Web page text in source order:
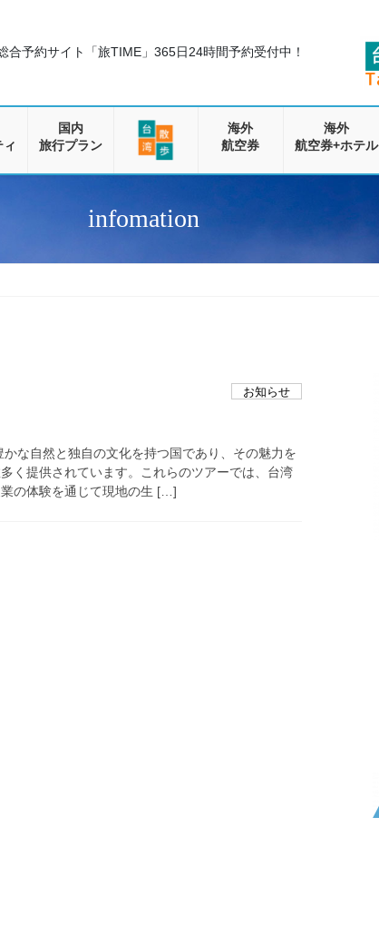
合予約サイト「旅TIME」 365日24時間予約受付中！
国内
旅行プラン
海外
航空券
海外
航空券+ホテル
infomation
お知らせ
な自然と独自の文化を持つ国であり、その魅力を
く提供されています。これらのツアーでは、台湾
の体験を通じて現地の生 […]